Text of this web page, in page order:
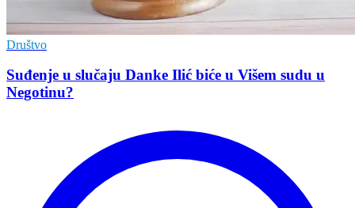
Društvo
Suđenje u slučaju Danke Ilić biće u Višem sudu u
Negotinu?